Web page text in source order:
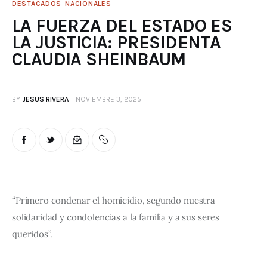
DESTACADOS NACIONALES
LA FUERZA DEL ESTADO ES
LA JUSTICIA: PRESIDENTA
CLAUDIA SHEINBAUM
BY JESUS RIVERA NOVIEMBRE 3, 2025
“Primero condenar el homicidio, segundo nuestra
solidaridad y condolencias a la familia y a sus seres
queridos”.